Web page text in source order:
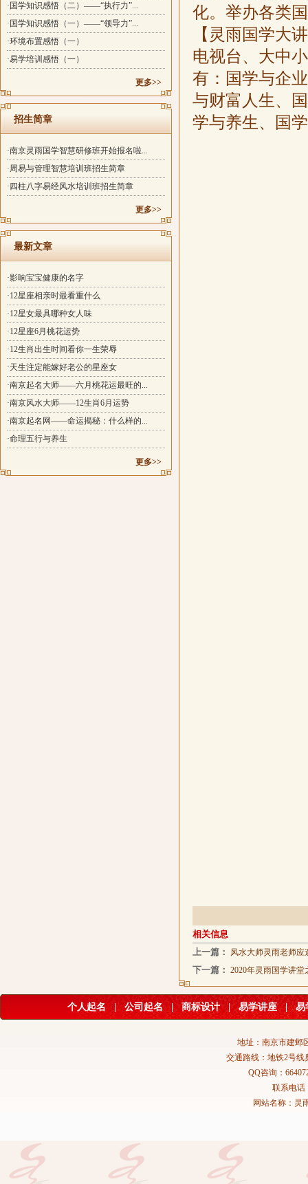
·国学知识感悟（二）——“执行力”...
·国学知识感悟（一）——“领导力”...
·环境布置感悟（一）
·易学培训感悟（一）
更多>>
招生简章
·南京灵雨国学智慧研修班开始报名啦...
·周易与管理智慧培训班招生简章
·四柱八字易经风水培训班招生简章
更多>>
最新文章
·影响宝宝健康的名字
·12星座相亲时最看重什么
·12星女最具哪种女人味
·12星座6月桃花运势
·12生肖出生时间看你一生荣辱
·天生注定能嫁好老公的星座女
·南京起名大师——六月桃花运最旺的...
·南京风水大师——12生肖6月运势
·南京起名网——命运揭秘：什么样的...
·命理五行与养生
更多>>
化。举办各类
【灵雨国学大
电视台、大中
有：国学与企
与财富人生、
学与养生、国
相关信息
上一篇：
风水大师灵雨老师
下一篇： 2020年灵雨国学讲
个人起名 公司起名 | 商标设计 | 易学讲座 | 易
地址：南京市建邺
交通路线：地铁2号线
QQ咨询：
联系电话
网站名称：灵